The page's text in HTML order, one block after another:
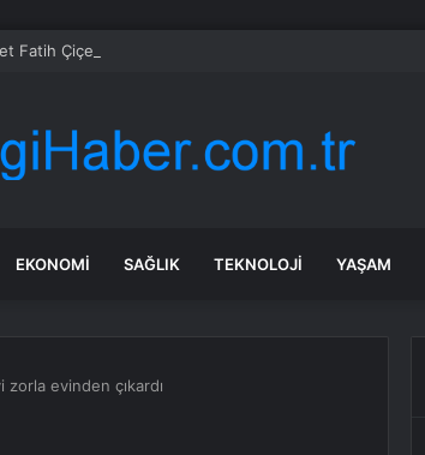
Fatih Çiçekli’nin görevden alınmasının perde arkası
EKONOMI SAĞLIK TEKNOLOJI YAŞAM
zorla evinden çıkardı